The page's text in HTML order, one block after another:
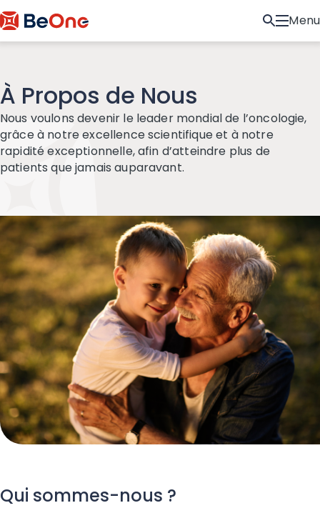
Menu
À Propos de Nous
Nous voulons devenir le leader mondial de l’oncologie,
grâce à notre excellence scientifique et à notre
rapidité exceptionnelle, afin d’atteindre plus de
patients que jamais auparavant.
Qui sommes-nous ?